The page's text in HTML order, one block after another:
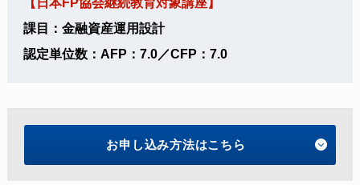
課目：金融資産運用設計
認定単位数：AFP：7.0／CFP：7.0
お申し込み方法はこちら